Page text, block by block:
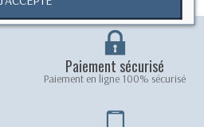
Paiement sécurisé
Paiement en ligne 100% sécurisé